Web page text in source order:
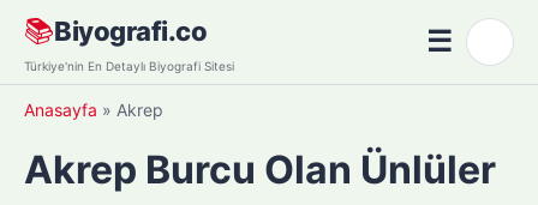
Skip
content
📚Biyografi.co
Türkiye'nin En Detaylı Biyografi Sitesi
☰Menü
Anasayfa » Akrep
Akrep Burcu Olan Ünlüler